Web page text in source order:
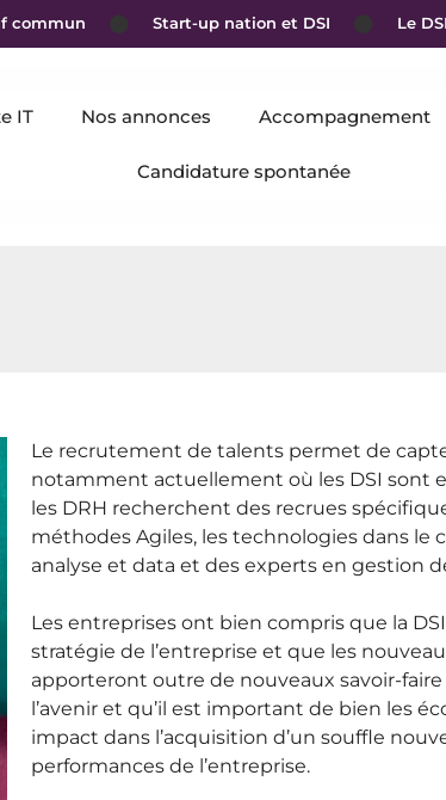
Start-up nation et DSI Le DSI
IT Nos annonces Accompagnement
Candidature spontanée
Le recrutement de talents permet de
notamment actuellement où les DSI sont
les DRH recherchent des recrues
méthodes Agiles, les technologies dans le
analyse et data et des experts en gestion
Les entreprises ont bien compris que la
stratégie de l’entreprise et que les
apporteront outre de nouveaux savoir-
l’avenir et qu’il est important de bien les
impact dans l’acquisition d’un souffle
performances de l’entreprise.